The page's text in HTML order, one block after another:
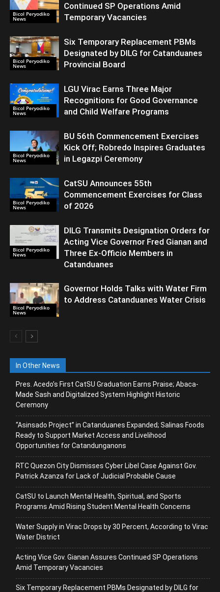
Bicol Peryodiko
News
Continued SP Operations Amid
Temporary Vacancies
Bicol Peryodiko
News
Six Temporary Replacement PBMs
Designated by DILG for Catanduanes
Provincial Board
Bicol Peryodiko
News
LGU Virac Earns Three Major
Recognitions for Good Governance
and Child Welfare Programs
Bicol Peryodiko
News
BU 56th Commencement Exercises
Kick Off; Robredo Inspires Graduates
in Legazpi Ceremony
Bicol Peryodiko
News
CatSU Announces 55th
Commencement Exercises for Class
of 2026
Bicol Peryodiko
News
DILG Transmits Designation Orders for
Acting Vice Governor Fred Gianan and
Three Ex-Officio Members in
Catanduanes
Bicol Peryodiko
News
Governor Holds Talks with Water Firm
to Address Catanduanes Water Crisis
In Other News
Pres. Acedo’s First CatSU Graduation Earns Praise; Abaca-
Made Sash and Digitalized System Highlight Historic
Ceremony
“Asinsado Project” in Catanduanes Expanded; Salinas Foods
Ready to Support Market Access and Livelihood
Opportunities for Catandunganons
RTC Quezon City Dismisses Cyber Libel Case Against Gov.
Patrick Azanza for Lack of Judicial Probable Cause
CatSU to Launch Mental Health, Spiritual, and Sports
Programs Amid Rising Student Mental Health Concerns
Water Supply in Virac Drops by 30 Percent, According to Virac
Water District
Acting Vice Gov. Gianan Assures Continued SP Operations
Amid Temporary Vacancies
Six Temporary Replacement PBMs Designated by DILG for